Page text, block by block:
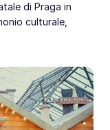
di Praga in
culturale,